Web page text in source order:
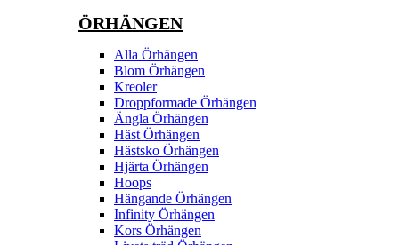
ÖRHÄNGEN
Alla Örhängen
Blom Örhängen
Kreoler
Droppformade Örhängen
Ängla Örhängen
Häst Örhängen
Hästsko Örhängen
Hjärta Örhängen
Hoops
Hängande Örhängen
Infinity Örhängen
Kors Örhängen